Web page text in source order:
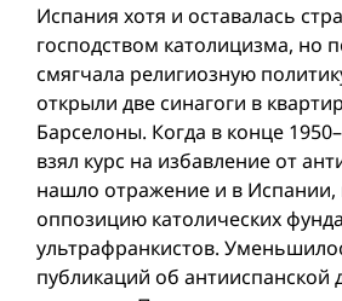
Испания хотя и оставалась
господством католицизма, но
смягчала религиозную
открыли две синагоги в
Барселоны. Когда в конце
взял курс на избавление от
нашло отражение и в Испании,
оппозицию католических
ультрафранкистов.
публикаций об антииспанской